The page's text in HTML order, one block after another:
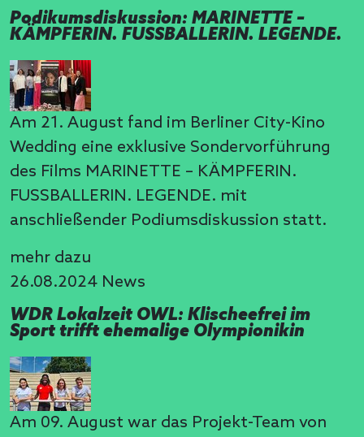
Podikumsdiskussion: MARINETTE –
KÄMPFERIN. FUSSBALLERIN. LEGENDE.
Am 21. August fand im Berliner City-Kino
Wedding eine exklusive Sondervorführung
des Films MARINETTE – KÄMPFERIN.
FUSSBALLERIN. LEGENDE. mit
anschließender Podiumsdiskussion statt.
mehr dazu
26.08.2024 News
WDR Lokalzeit OWL: Klischeefrei im
Sport trifft ehemalige Olympionikin
Am 09. August war das Projekt-Team von